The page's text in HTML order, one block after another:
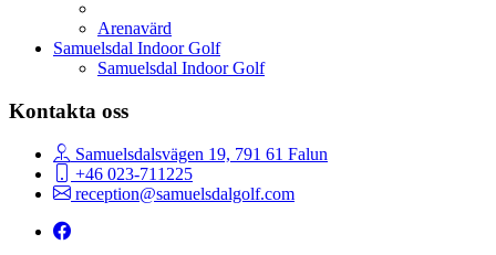
Arenavärd
Samuelsdal Indoor Golf
Samuelsdal Indoor Golf
Kontakta oss
Samuelsdalsvägen 19, 791 61 Falun
+46 023-711225
reception@samuelsdalgolf.com